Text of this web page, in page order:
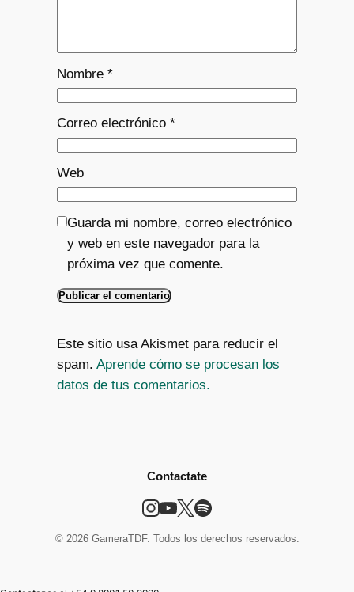
Nombre *
Correo electrónico *
Web
Guarda mi nombre, correo electrónico
y web en este navegador para la
próxima vez que comente.
Este sitio usa Akismet para reducir el
spam. Aprende cómo se procesan los
datos de tus comentarios.
Contactate
© 2026 GameraTDF. Todos los derechos reservados.